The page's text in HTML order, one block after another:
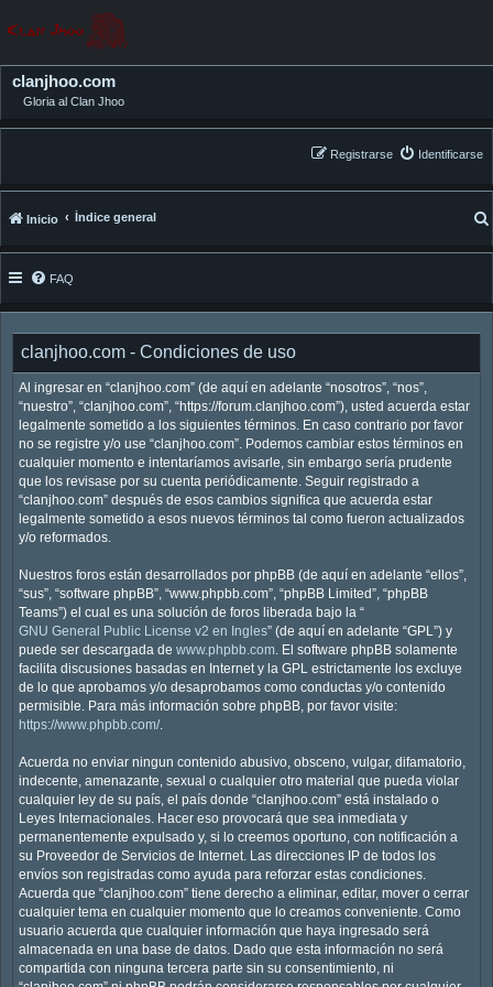
clanjhoo.com
Gloria al Clan Jhoo
Identificarse
Registrarse
Inicio Índice general
FAQ
clanjhoo.com - Condiciones de uso
Al ingresar en “clanjhoo.com” (de aquí en adelante “nosotros”, “nos”,
“nuestro”, “clanjhoo.com”, “https://forum.clanjhoo.com”), usted acuerda estar
legalmente sometido a los siguientes términos. En caso contrario por favor
no se registre y/o use “clanjhoo.com”. Podemos cambiar estos términos en
cualquier momento e intentaríamos avisarle, sin embargo sería prudente
que los revisase por su cuenta periódicamente. Seguir registrado a
“clanjhoo.com” después de esos cambios significa que acuerda estar
legalmente sometido a esos nuevos términos tal como fueron actualizados
y/o reformados.
Nuestros foros están desarrollados por phpBB (de aquí en adelante “ellos”,
“sus”, “software phpBB”, “www.phpbb.com”, “phpBB Limited”, “phpBB
Teams”) el cual es una solución de foros liberada bajo la “
GNU General Public License v2 en Ingles” (de aquí en adelante “GPL”) y
puede ser descargada de www.phpbb.com. El software phpBB solamente
facilita discusiones basadas en Internet y la GPL estrictamente los excluye
de lo que aprobamos y/o desaprobamos como conductas y/o contenido
permisible. Para más información sobre phpBB, por favor visite:
https://www.phpbb.com/.
Acuerda no enviar ningun contenido abusivo, obsceno, vulgar, difamatorio,
indecente, amenazante, sexual o cualquier otro material que pueda violar
cualquier ley de su país, el país donde “clanjhoo.com” está instalado o
Leyes Internacionales. Hacer eso provocará que sea inmediata y
permanentemente expulsado y, si lo creemos oportuno, con notificación a
su Proveedor de Servicios de Internet. Las direcciones IP de todos los
envíos son registradas como ayuda para reforzar estas condiciones.
Acuerda que “clanjhoo.com” tiene derecho a eliminar, editar, mover o cerrar
cualquier tema en cualquier momento que lo creamos conveniente. Como
usuario acuerda que cualquier información que haya ingresado será
almacenada en una base de datos. Dado que esta información no será
compartida con ninguna tercera parte sin su consentimiento, ni